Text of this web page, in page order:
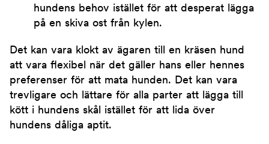
hundens behov istället för att desperat lägga
på en skiva ost från kylen.
Det kan vara klokt av ägaren till en kräsen hund
att vara flexibel när det gäller hans eller hennes
preferenser för att mata hunden. Det kan vara
trevligare och lättare för alla parter att lägga till
kött i hundens skål istället för att lida över
hundens dåliga aptit.